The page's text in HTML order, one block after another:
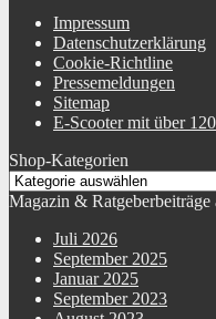
Impressum
Datenschutzerklärung
Cookie-Richtline
Pressemeldungen
Sitemap
E-Scooter mit über
Shop-Kategorien
Magazin & Ratgeberbeiträge
Juli 2026
September 2025
Januar 2025
September 2023